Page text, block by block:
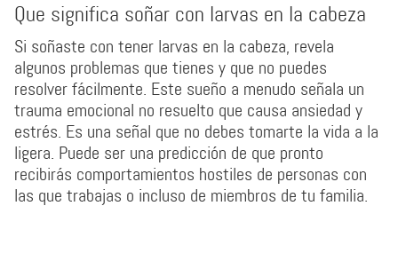
Que significa soñar con larvas en la cabeza
Si soñaste con tener larvas en la cabeza, revela
algunos problemas que tienes y que no puedes
resolver fácilmente. Este sueño a menudo señala un
trauma emocional no resuelto que causa ansiedad y
estrés. Es una señal que no debes tomarte la vida a la
ligera. Puede ser una predicción de que pronto
recibirás comportamientos hostiles de personas con
las que trabajas o incluso de miembros de tu familia.